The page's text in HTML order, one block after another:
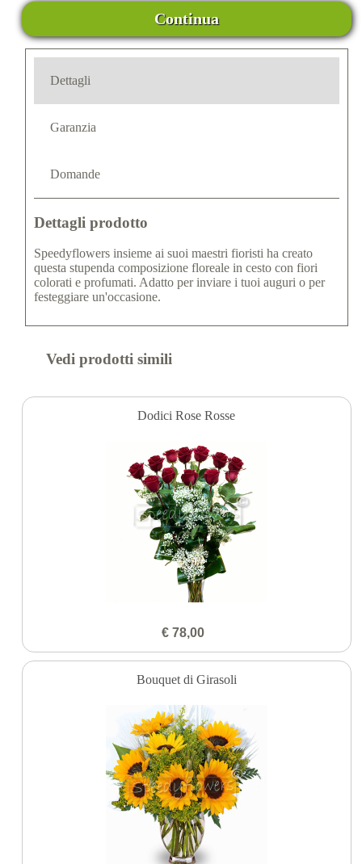
Continua
Dettagli
Garanzia
Domande
Dettagli prodotto
Speedyflowers insieme ai suoi maestri fioristi ha creato
questa stupenda composizione floreale in cesto con fiori
colorati e profumati. Adatto per inviare i tuoi auguri o per
festeggiare un'occasione.
Vedi prodotti simili
Dodici Rose Rosse
€ 78,00
Bouquet di Girasoli